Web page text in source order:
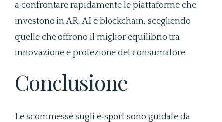
a confrontare rapidamente le piattaforme che
investono in AR, AI e blockchain, scegliendo
quelle che offrono il miglior equilibrio tra
innovazione e protezione del consumatore.
Conclusione
Le scommesse sugli e‑sport sono guidate da